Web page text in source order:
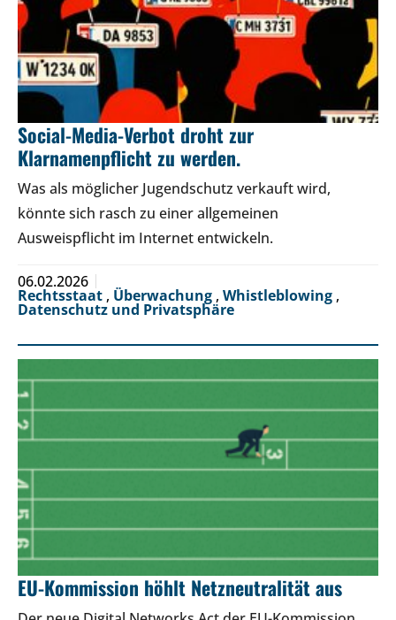
Social-Media-Verbot droht zur
Klarnamenpflicht zu werden.
Was als möglicher Jugendschutz verkauft wird,
könnte sich rasch zu einer allgemeinen
Ausweispflicht im Internet entwickeln.
06.02.2026
Rechtsstaat , Überwachung , Whistleblowing ,
Datenschutz und Privatsphäre
EU-Kommission höhlt Netzneutralität aus